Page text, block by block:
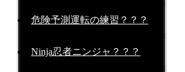
2026-04-21 at 16:16PM
危険予測運転の練習？？？
2026-04-03 at 07:00AM
Ninja忍者ニンジャ？？？
2026-03-30 at 14:14PM